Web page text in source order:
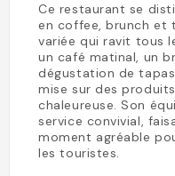
Ce restaurant se
en coffee, brunch et
variée qui ravit tous
un café matinal, un
dégustation de tapas
mise sur des
chaleureuse. Son
service convivial,
moment agréable
les touristes.